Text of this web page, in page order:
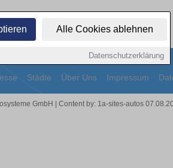
Alle Cookies ablehnen
Datenschutzerklärung
Städte Über Uns Impressum
GmbH | Content by: 1a-sites-autos